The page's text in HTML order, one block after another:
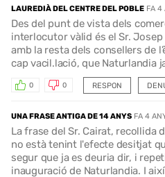
LAUREDIÀ DEL CENTRE DEL POBLE FA 4
Des del punt de vista dels
interlocutor vàlid és el Sr.
amb la resta dels consellers de
cap vacil.lació, que Naturlandia
RESPON
0 0
UNA FRASE ANTIGA DE 14 ANYS FA 4
La frase del Sr. Cairat, recollida
no està tenint l'efecte desitjat
segur que ja es deuria dir, i
inauguració de Naturlandia. I